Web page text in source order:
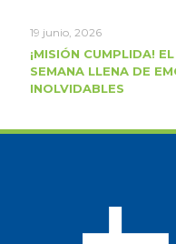
19 junio, 2026
¡MISIÓN CUMPLIDA!
SEMANA LLENA DE
INOLVIDABLES